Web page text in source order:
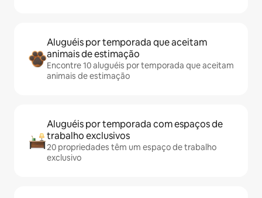
Aluguéis por temporada que aceitam
animais de estimação
Encontre 10 aluguéis por temporada que aceitam
animais de estimação
Aluguéis por temporada com espaços de
trabalho exclusivos
20 propriedades têm um espaço de trabalho
exclusivo